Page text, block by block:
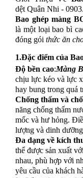
dệt Quân Nhi -
Bao ghép màng
là một loại bao bì
đóng gói thức ăn
1.Đặc điểm của
Độ bền cao:Màng
chịu lực kéo và lực
hay bung trong quá
Chống thấm và
năng chống thấm
mốc và hư hỏng.
lượng và dinh
Đa dạng về kích
thể được sản xuất
nhau, phù hợp với
yêu cầu của khách